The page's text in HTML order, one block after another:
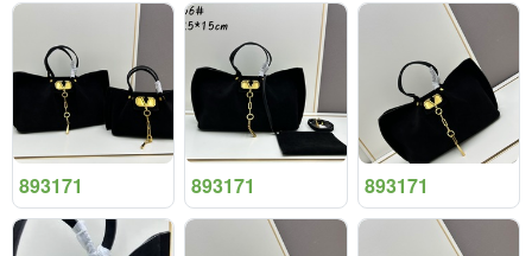
893171 893171 893171